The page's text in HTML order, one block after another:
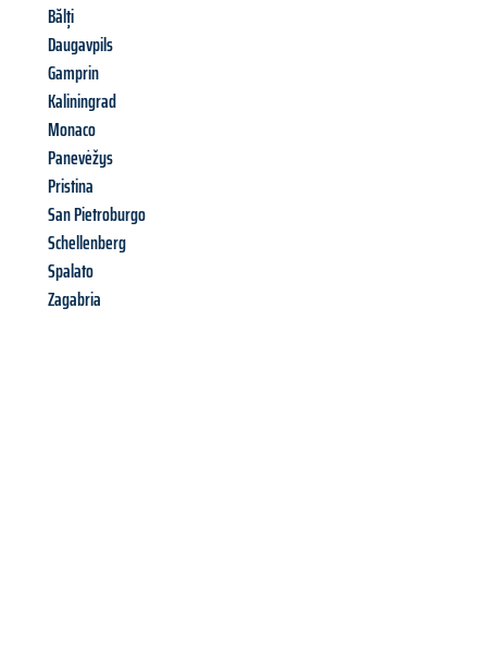
Bălți
Daugavpils
Gamprin
Kaliningrad
Monaco
Panevėžys
Pristina
San Pietroburgo
Schellenberg
Spalato
Zagabria